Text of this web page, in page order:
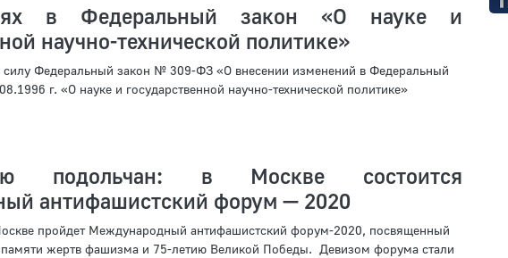
в Федеральный закон «О науке и
научно-технической политике»
силу Федеральный закон № 309-ФЗ «О внесении изменений в Федеральный
г. «О науке и государственной научно-технической политике»
подольчан: в Москве состоится
антифашистский форум — 2020
пройдет Международный антифашистский форум-2020, посвященный
жертв фашизма и 75-летию Великой Победы. Девизом форума стали